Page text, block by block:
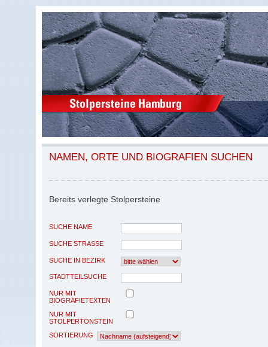
NAMEN, ORTE UND BIOGRAFIEN SUCHEN
Bereits verlegte Stolpersteine
SUCHE NAME
SUCHE STRASSE
SUCHE IN BEZIRK
STADTTEILSUCHE
NUR MIT
BIOGRAFIETEXTEN
NUR MIT
STOLPERTONSTEIN
SORTIERUNG